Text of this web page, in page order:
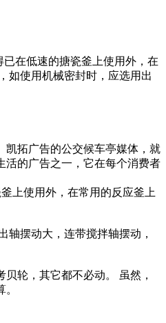
在低速的搪瓷釜上使用外，在
如使用机械密封时，应选用出
凯拓广告的公交候车亭媒体，就
活的广告之一，它在每个消费者
上使用外，在常用的反应釜上
轴摆动大，连带搅拌轴摆动，
轮，其它都不必动。 虽然，